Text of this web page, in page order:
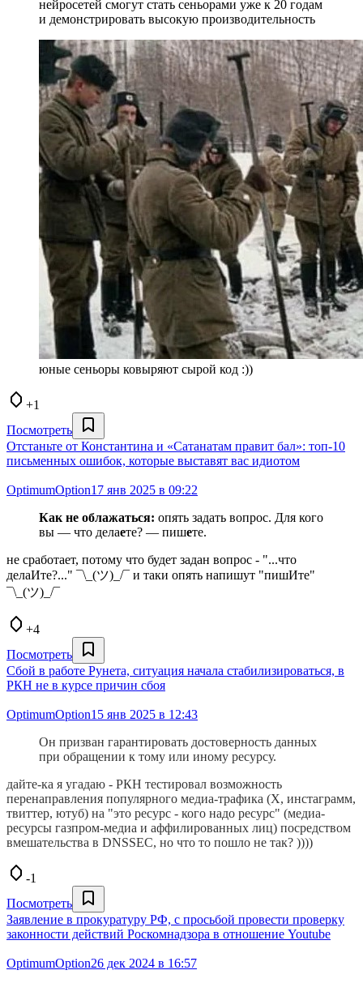
нейросетей смогут стать сеньорами уже к 20 годам
и демонстрировать высокую производительность
юные сеньоры ковыряют сырой код :))
+1
Посмотреть
Отстаньте от Константина и «Сатанатам правит бал»: топ-10
письменных ошибок, которые выставят вас идиотом
OptimumOption17 янв 2025 в 09:22
Как не облажаться: опять задать вопрос. Для кого
вы — что делаете? — пишете.
не сработает, потому что будет задан вопрос - "...что
делаИте?..." ¯\_(ツ)_/¯ и таки опять напишут "пишИте"
¯\_(ツ)_/¯
+4
Посмотреть
Сбой в работе Рунета, ситуация начала стабилизироваться, в
РКН не в курсе причин сбоя
OptimumOption15 янв 2025 в 12:43
Он призван гарантировать достоверность данных
при обращении к тому или иному ресурсу.
дайте-ка я угадаю - РКН тестировал возможность
перенаправления популярного медиа-трафика (X, инстаграмм,
твиттер, ютуб) на "это ресурс - кого надо ресурс" (медиа-
ресурсы газпром-медиа и аффилированных лиц) посредством
вмешательства в DNSSEC, но что то пошло не так? ))))
-1
Посмотреть
Заявление в прокуратуру РФ, с просьбой провести проверку
законности действий Роскомнадзора в отношение Youtube
OptimumOption26 дек 2024 в 16:57